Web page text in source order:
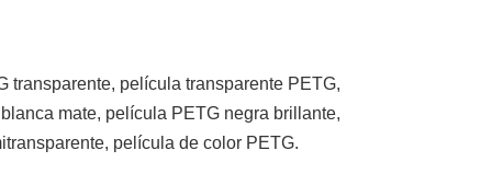
película transparente PETG,
mate, película PETG negra brillante,
película de color PETG.